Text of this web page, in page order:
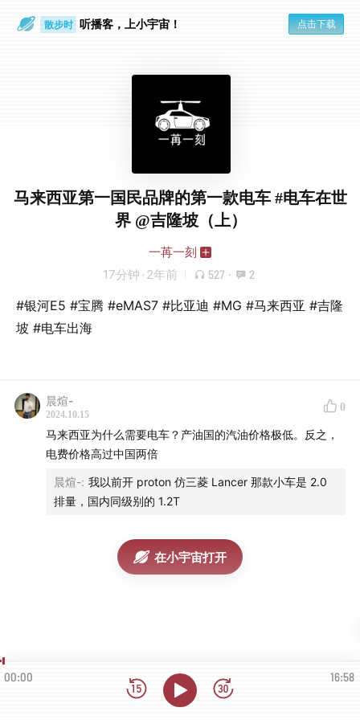
散步时 听播客，上小宇宙！ 点击下载
马来西亚第一国民品牌的第一款电车 #电车在世
界 @吉隆坡（上）
一苒一刻
17分钟 · 2年前 527 · 2
#银河E5 #宝腾 #eMAS7 #比亚迪 #MG #马来西亚 #吉隆
坡 #电车出海
晨煊-
2024.10.15
0
马来西亚为什么需要电车？产油国的汽油价格极低。反之，
电费价格高过中国两倍
晨煊-: 我以前开 proton 仿三菱 Lancer 那款小车是 2.0
排量，国内同级别的 1.2T
在小宇宙打开
00:00 16:58